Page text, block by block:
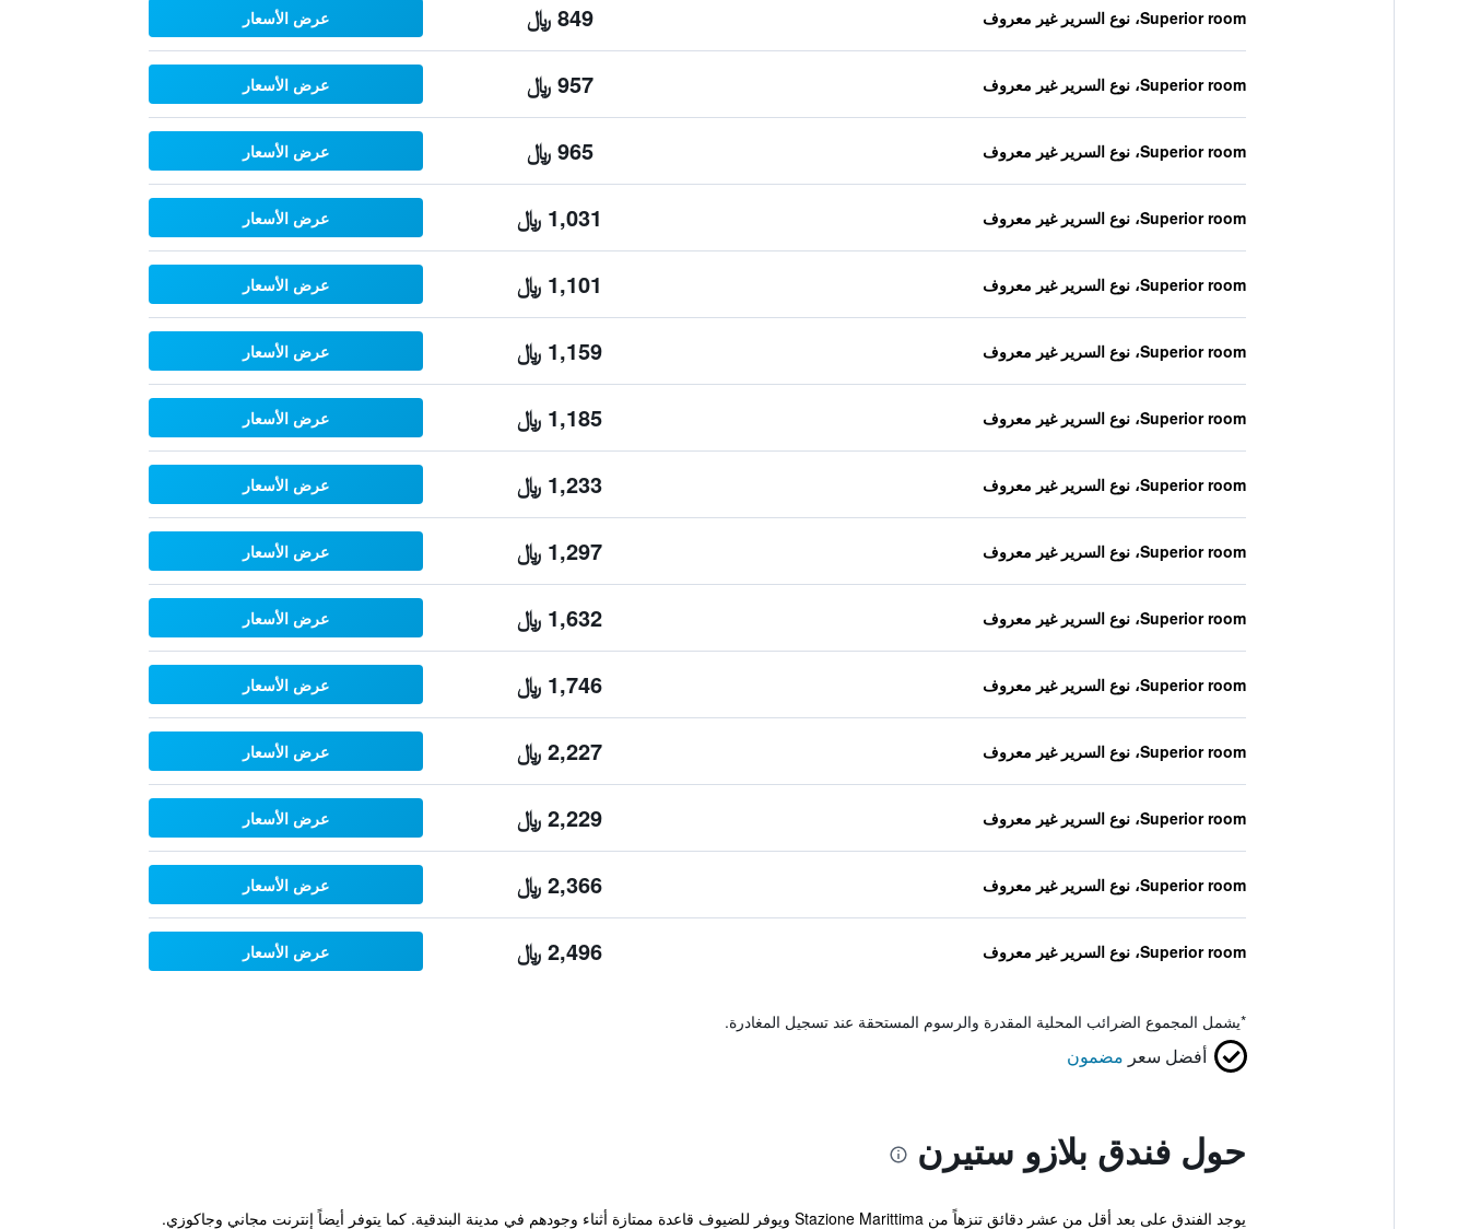
Superior room، نوع السرير غير معروف 849 ﷼ عرض الأسعار
Superior room، نوع السرير غير معروف 957 ﷼ عرض الأسعار
Superior room، نوع السرير غير معروف 965 ﷼ عرض الأسعار
Superior room، نوع السرير غير معروف 1,031 ﷼ عرض الأسعار
Superior room، نوع السرير غير معروف 1,101 ﷼ عرض الأسعار
Superior room، نوع السرير غير معروف 1,159 ﷼ عرض الأسعار
Superior room، نوع السرير غير معروف 1,185 ﷼ عرض الأسعار
Superior room، نوع السرير غير معروف 1,233 ﷼ عرض الأسعار
Superior room، نوع السرير غير معروف 1,297 ﷼ عرض الأسعار
Superior room، نوع السرير غير معروف 1,632 ﷼ عرض الأسعار
Superior room، نوع السرير غير معروف 1,746 ﷼ عرض الأسعار
Superior room، نوع السرير غير معروف 2,227 ﷼ عرض الأسعار
Superior room، نوع السرير غير معروف 2,229 ﷼ عرض الأسعار
Superior room، نوع السرير غير معروف 2,366 ﷼ عرض الأسعار
Superior room، نوع السرير غير معروف 2,496 ﷼ عرض الأسعار
*يشمل المجموع الضرائب المحلية المقدرة والرسوم المستحقة عند تسجيل المغادرة.
أفضل سعر مضمون
حول فندق بلازو ستيرن
يوجد الفندق على بعد أقل من عشر دقائق تنزهاً من Stazione Marittima ويوفر للضيوف قاعدة ممتازة أثناء وجودهم في مدينة البندقية. كما يتوفر أيضاً إنترنت مجاني وجاكوزي.